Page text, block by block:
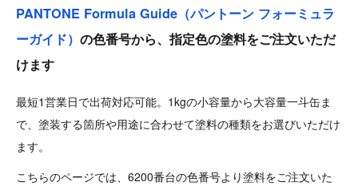
PANTONE Formula Guide（パントーン フォーミュラ
ーガイド） の色番号から、指定色の塗料をご注文いただ
けます
最短1営業日で出荷対応可能。1kgの小容量から大容量一斗缶ま
で、塗装する箇所や用途に合わせて塗料の種類をお選びいただけ
ます。
こちらのページでは、6200番台の色番号より塗料をご注文いた